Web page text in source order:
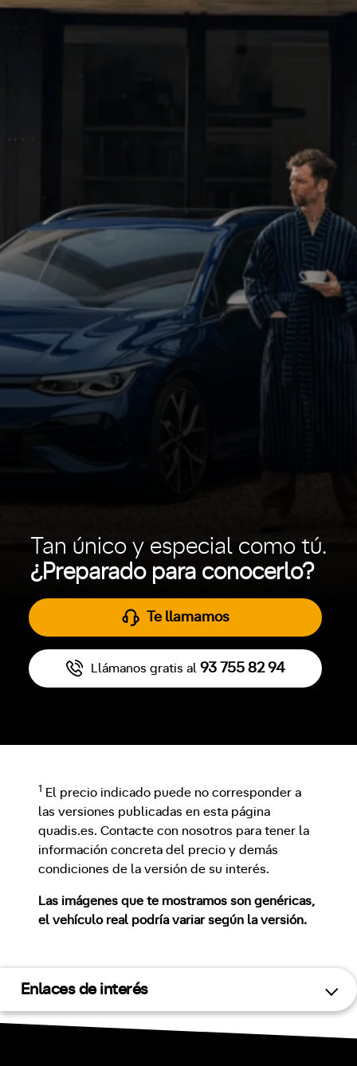
Tan único y especial como tú.
¿Preparado para conocerlo?
Te llamamos
Llámanos gratis al 93 755 82 94
1
El precio indicado puede no corresponder a
las versiones publicadas en esta página
quadis.es. Contacte con nosotros para tener la
información concreta del precio y demás
condiciones de la versión de su interés.
Las imágenes que te mostramos son genéricas,
el vehículo real podría variar según la versión.
Enlaces de interés